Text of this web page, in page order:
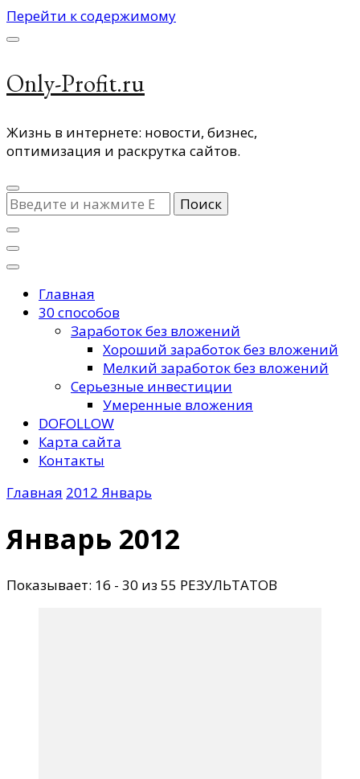
Перейти к содержимому
Only-Profit.ru
Жизнь в интернете: новости, бизнес,
оптимизация и раскрутка сайтов.
Ищите
что-
то?
Главная
30 способов
Заработок без вложений
Хороший заработок без вложений
Мелкий заработок без вложений
Серьезные инвестиции
Умеренные вложения
DOFOLLOW
Карта сайта
Контакты
Главная 2012 Январь
Январь 2012
Показывает: 16 - 30 из 55 РЕЗУЛЬТАТОВ